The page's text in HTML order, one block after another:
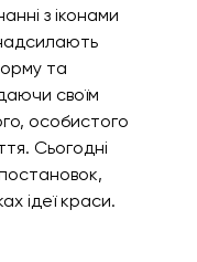
з іконами
та
своїм
особистого
Сьогодні
ідеї краси.